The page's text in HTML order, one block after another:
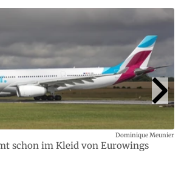
schon im Kleid von Eurowings
Dominique Meunier